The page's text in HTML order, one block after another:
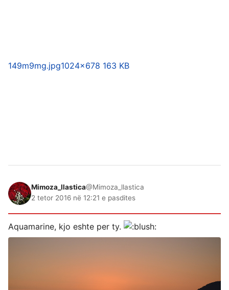
149m9mg.jpg1024×678 163 KB
Mimoza_llastica@Mimoza_llastica
2 tetor 2016 në 12:21 e pasdites
Aquamarine, kjo eshte per ty.